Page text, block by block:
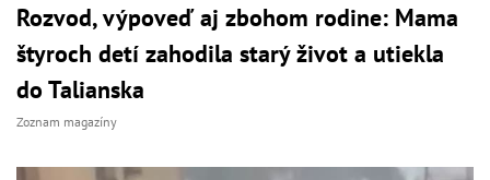
Rozvod, výpoveď aj zbohom rodine: Mama
štyroch detí zahodila starý život a utiekla
do Talianska
Zoznam magazíny